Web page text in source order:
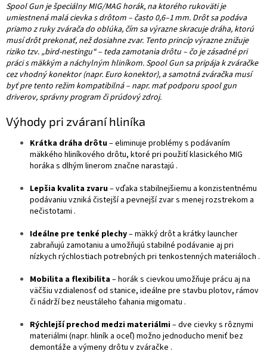
Spool Gun je špeciálny MIG/MAG horák, na ktorého rukoväti je
umiestnená malá cievka s drôtom – často 0,6–1 mm. Drôt sa podáva
priamo z ruky zvárača do oblúka, čím sa výrazne skracuje dráha, ktorú
musí drôt prekonať, než dosiahne zvar. Tento princíp výrazne znižuje
riziko tzv. „bird-nestingu“ – teda zamotania drôtu – čo je zásadné pri
práci s mäkkým a náchylným hliníkom. Spool Gun sa pripája k zváračke
cez vhodný konektor (napr. Euro konektor), a samotná zváračka musí
byť pre tento režim kompatibilná – napr. mať podporu spool gun
driverov, správny program či prúdový zdroj.
Výhody pri zváraní hliníka
Krátka dráha drôtu– eliminuje problémy s podávaním
mäkkého hliníkového drôtu, ktoré pri použití klasického MIG
horáka s dlhým linerom značne narastajú .
Lepšia kvalita zvaru– vďaka stabilnejšiemu a konzistentnému
podávaniu vzniká čistejší a pevnejší zvar s menej rozstrekom a
nečistotami .
Ideálne pre tenké plechy– mäkký drôt a krátky launcher
zabraňujú zamotaniu a umožňujú stabilné podávanie aj pri
nízkych rýchlostiach potrebných pri tenkostenných materiáloch .
Mobilita a flexibilita– horák s cievkou umožňuje prácu aj na
väčšiu vzdialenosť od stanice, ideálne pre stavbu plotov, rámov
či nádrží bez neustáleho ťahania migomatu .
Rýchlejší prechod medzi materiálmi– dve cievky s rôznymi
materiálmi (napr. hliník a oceľ) možno jednoducho meniť bez
demontáže a výmeny drôtu v zváračke .